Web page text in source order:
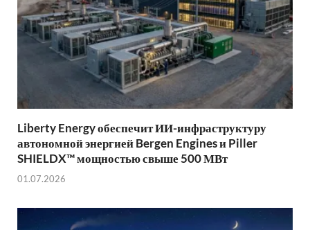
Liberty Energy обеспечит ИИ-инфраструктуру
автономной энергией Bergen Engines и Piller
SHIELDX™ мощностью свыше 500 МВт
01.07.2026